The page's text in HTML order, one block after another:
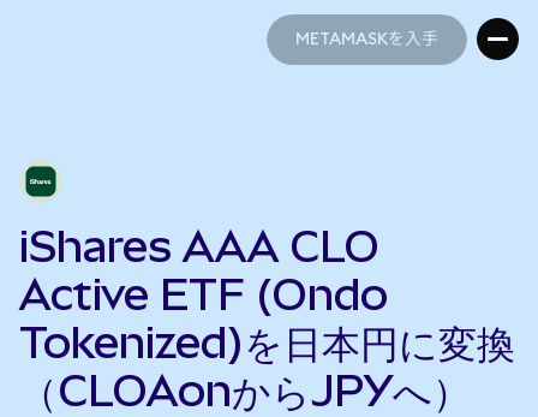
METAMASKを入手
iShares AAA CLO
Active ETF (Ondo
Tokenized)を日本円に変換
（CLOAonからJPYへ）